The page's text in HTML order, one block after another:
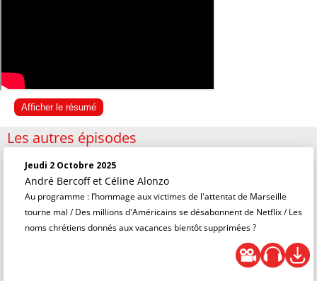
Afficher le résumé
Les autres épisodes
Jeudi 2 Octobre 2025
André Bercoff et Céline Alonzo
Au programme : l’hommage aux victimes de l'attentat de Marseille
tourne mal / Des millions d'Américains se désabonnent de Netflix / Les
noms chrétiens donnés aux vacances bientôt supprimées ?